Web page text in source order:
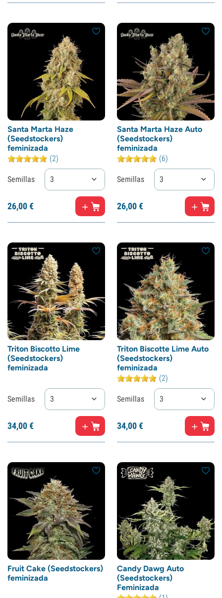
Santa Marta Haze
(Seedstockers)
feminizada
(2)
Semillas 3
26,00€
Santa Marta Haze Auto
(Seedstockers)
feminizada
(6)
Semillas 3
26,00€
Triton Biscotto Lime
(Seedstockers)
feminizada
Semillas 3
34,00€
Triton Biscotte Lime Auto
(Seedstockers)
feminizada
(2)
Semillas 3
34,00€
Fruit Cake (Seedstockers)
feminizada
Candy Dawg Auto
(Seedstockers)
Feminizada